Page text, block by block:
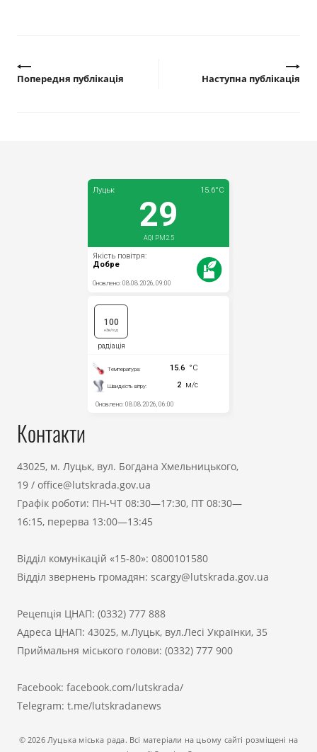
Попередня публікація Наступна публікація
Контакти
43025, м. Луцьк, вул. Богдана Хмельницького,
19 / office@lutskrada.gov.ua
Графік роботи: ПН-ЧТ 08:30—17:30, ПТ 08:30—
16:15, перерва 13:00—13:45
Відділ комунікацій «15-80»: 0800101580
Відділ звернень громадян: scargy@lutskrada.gov.ua
Рецепція ЦНАП: (0332) 777 888
Адреса ЦНАП: 43025, м.Луцьк, вул.Лесі Українки, 35
Приймальня міського голови: (0332) 777 900
Facebook: facebook.com/lutskrada/
Telegram: t.me/lutskradanews
© 2026 Луцька міська рада. Всі матеріали на цьому сайті розміщені на